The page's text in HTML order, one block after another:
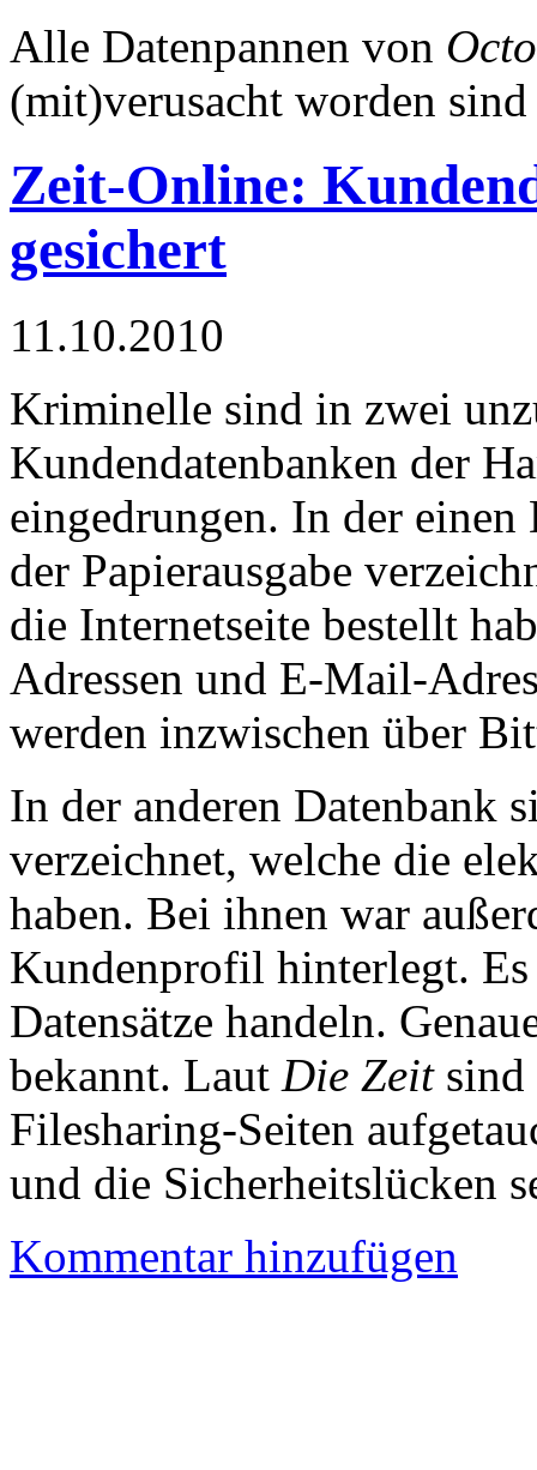
Alle Datenpannen von
(mit)verusacht worden sind
Zeit-Online:
gesichert
11.10.2010
Kriminelle sind in zwei
Kundendatenbanken der
eingedrungen. In der
der Papierausgabe
die Internetseite bestellt
Adressen und E-Mail-
werden inzwischen über
In der anderen Datenbank
verzeichnet, welche die
haben. Bei ihnen war
Kundenprofil hinterlegt.
Datensätze handeln.
bekannt. Laut Die Zeitsind
Filesharing-Seiten
und die Sicherheitslücken
Kommentar hinzufügen